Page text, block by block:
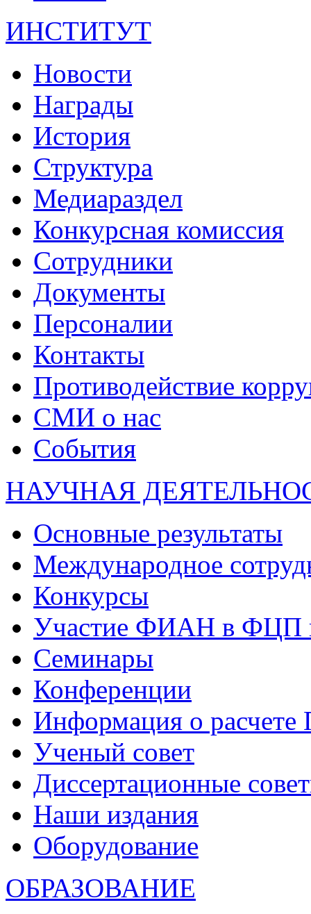
ИНСТИТУТ
Новости
Награды
История
Структура
Медиараздел
Конкурсная комиссия
Сотрудники
Документы
Персоналии
Контакты
Противодействие
СМИ о нас
События
НАУЧНАЯ
Основные результаты
Международное
Конкурсы
Участие ФИАН в ФЦП
Семинары
Конференции
Информация о
Ученый совет
Диссертационные
Наши издания
Оборудование
ОБРАЗОВАНИЕ